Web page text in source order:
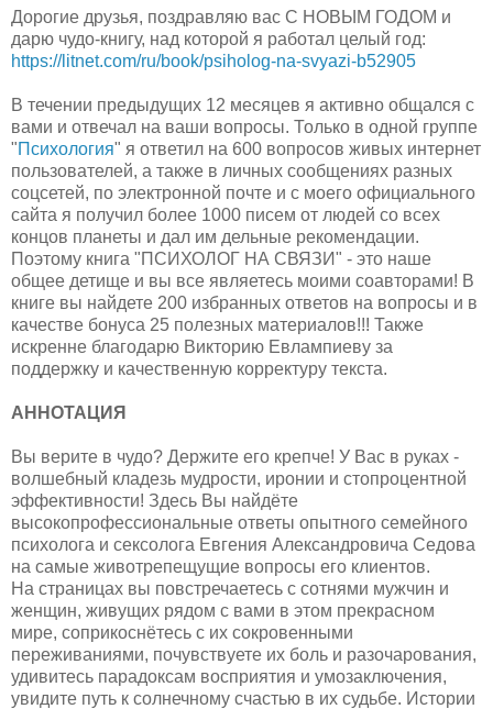
Дорогие друзья, поздравляю вас С НОВЫМ ГОДОМ и
дарю чудо-книгу, над которой я работал целый год:
https://litnet.com/ru/book/psiholog-na-svyazi-b52905
В течении предыдущих 12 месяцев я активно общался с
вами и отвечал на ваши вопросы. Только в одной группе
"Психология" я ответил на 600 вопросов живых интернет
пользователей, а также в личных сообщениях разных
соцсетей, по электронной почте и с моего официального
сайта я получил более 1000 писем от людей со всех
концов планеты и дал им дельные рекомендации.
Поэтому книга "ПСИХОЛОГ НА СВЯЗИ" - это наше
общее детище и вы все являетесь моими соавторами! В
книге вы найдете 200 избранных ответов на вопросы и в
качестве бонуса 25 полезных материалов!!! Также
искренне благодарю Викторию Евлампиеву за
поддержку и качественную корректуру текста.
АННОТАЦИЯ
Вы верите в чудо? Держите его крепче! У Вас в руках -
волшебный кладезь мудрости, иронии и стопроцентной
эффективности! Здесь Вы найдёте
высокопрофессиональные ответы опытного семейного
психолога и сексолога Евгения Александровича Седова
на самые животрепещущие вопросы его клиентов.
На страницах вы повстречаетесь с сотнями мужчин и
женщин, живущих рядом с вами в этом прекрасном
мире, соприкоснётесь с их сокровенными
переживаниями, почувствуете их боль и разочарования,
удивитесь парадоксам восприятия и умозаключения,
увидите путь к солнечному счастью в их судьбе. Истории